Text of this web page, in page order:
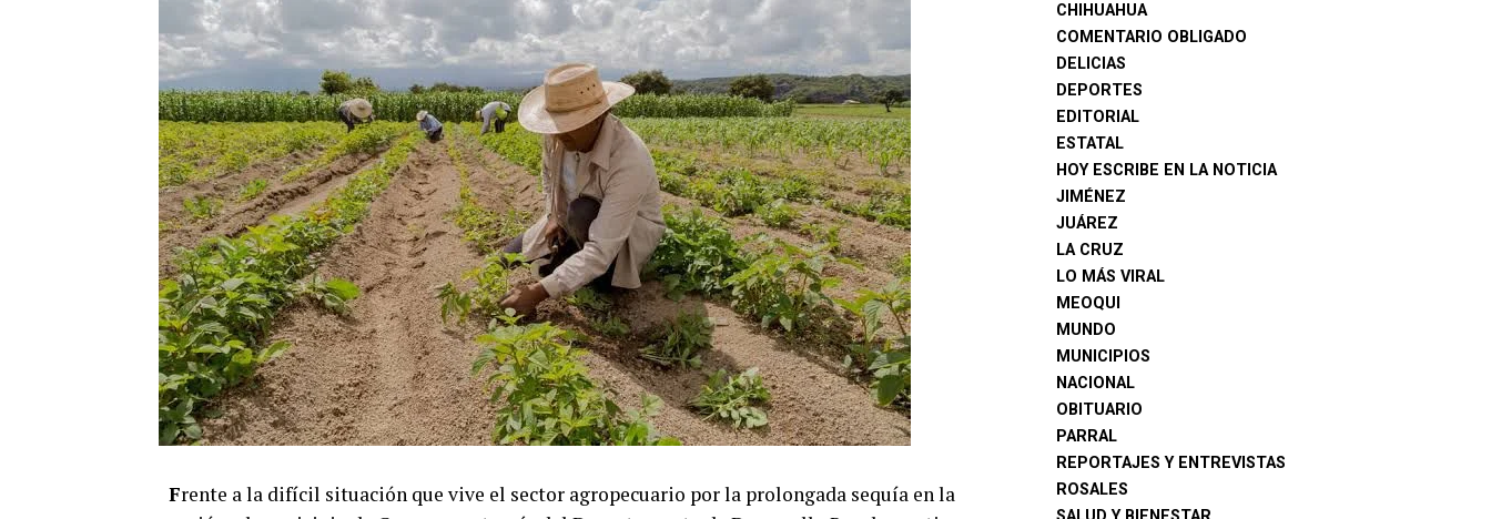
Frente a la difícil situación que vive el sector agropecuario por la prolongada sequía en la
CHIHUAHUA
COMENTARIO OBLIGADO
DELICIAS
DEPORTES
EDITORIAL
ESTATAL
HOY ESCRIBE EN LA NOTICIA
JIMÉNEZ
JUÁREZ
LA CRUZ
LO MÁS VIRAL
MEOQUI
MUNDO
MUNICIPIOS
NACIONAL
OBITUARIO
PARRAL
REPORTAJES Y ENTREVISTAS
ROSALES